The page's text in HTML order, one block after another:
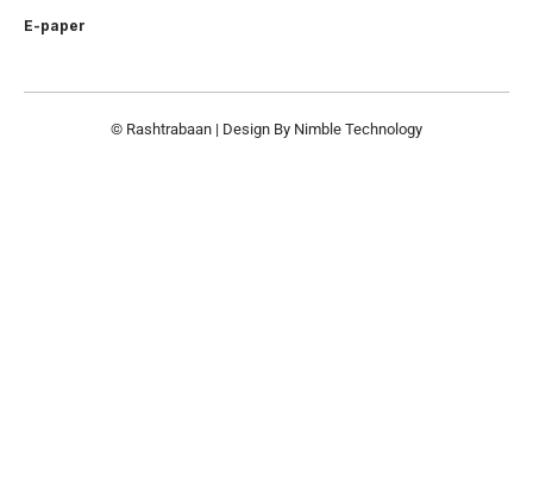
E-paper
© Rashtrabaan | Design By Nimble Technology